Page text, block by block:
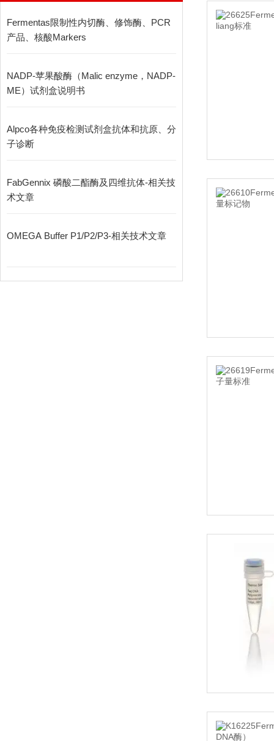
Fermentas限制性内切酶、修饰酶、PCR
产品、核酸Markers
NADP-苹果酸酶（Malic enzyme，NADP-
ME）试剂盒说明书
Alpco各种免疫检测试剂盒抗体和抗原、分
子诊断
FabGennix 磷酸二酯酶及四维抗体-相关技
术文章
OMEGA Buffer P1/P2/P3-相关技术文章